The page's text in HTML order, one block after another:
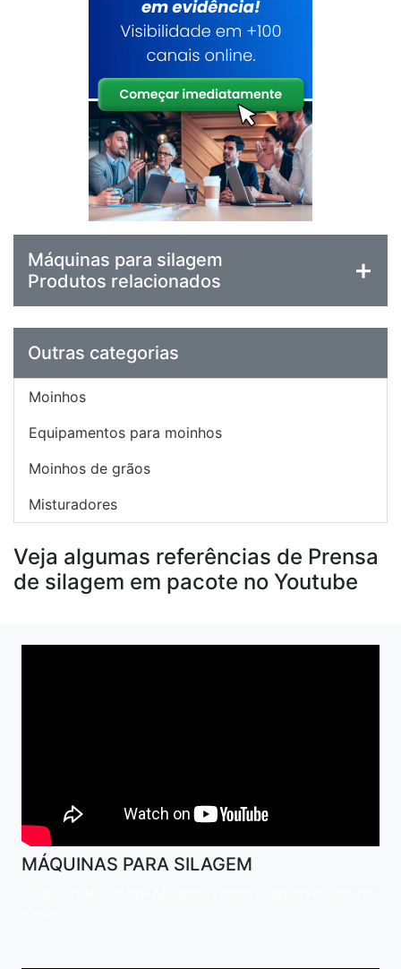
Máquinas para silagem
Produtos relacionados
Outras categorias
Moinhos
Equipamentos para moinhos
Moinhos de grãos
Misturadores
Veja algumas referências de Prensa
de silagem em pacote no Youtube
MÁQUINAS PARA SILAGEM